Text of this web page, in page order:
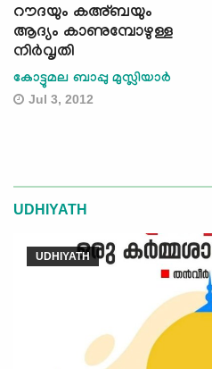
റൗദയും കഅ്ബയും
ആദ്യം കാണുമ്പോഴുള്ള
നിര്‍വൃതി
കോട്ടുമല ബാപ്പു മുസ്ലിയാര്‍
Jul 3, 2012
UDHIYATH
UDHIYATH